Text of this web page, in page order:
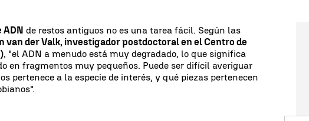
ADN de restos antiguos no es una tarea fácil. Según las
van der Valk, investigador postdoctoral en el Centro de
, "el ADN a menudo está muy degradado, lo que significa
en fragmentos muy pequeños. Puede ser difícil averiguar
pertenece a la especie de interés, y qué piezas pertenecen